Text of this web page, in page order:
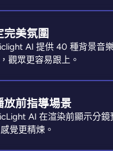
完美氛圍
AI 提供 40 種背景音
觀眾更容易跟上。
放前指導場景
AI 在渲染前顯示分
覺更精煉。